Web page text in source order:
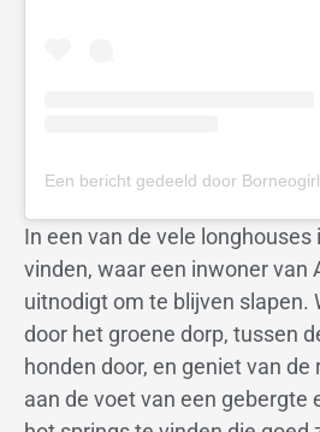
Een bericht gedeeld door
In een van de vele
vinden, waar een inwoner van
uitnodigt om te blijven slapen.
door het groene dorp, tussen
honden door, en geniet van
aan de voet van een gebergte